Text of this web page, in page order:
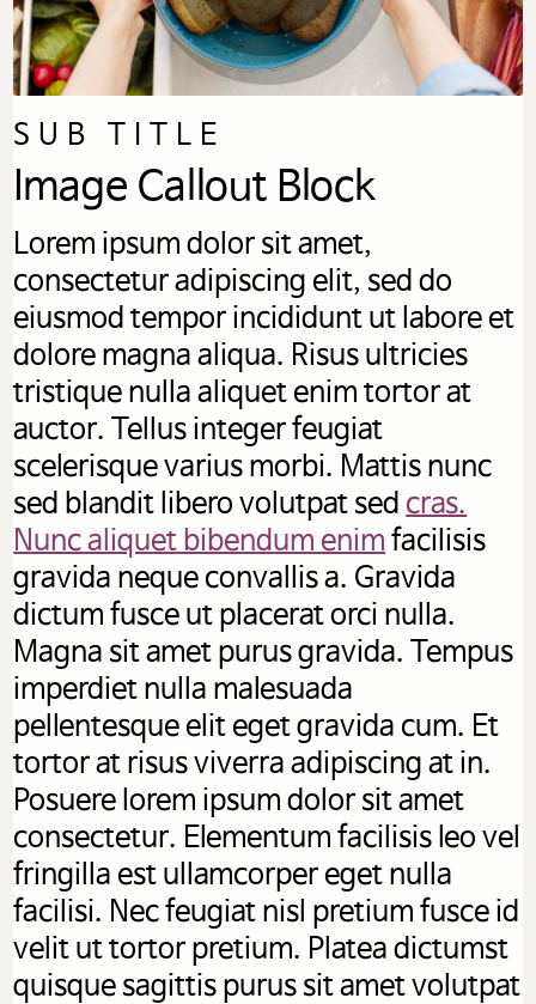
SUB TITLE
Image Callout Block
Lorem ipsum dolor sit amet,
consectetur adipiscing elit, sed do
eiusmod tempor incididunt ut labore et
dolore magna aliqua. Risus ultricies
tristique nulla aliquet enim tortor at
auctor. Tellus integer feugiat
scelerisque varius morbi. Mattis nunc
sed blandit libero volutpat sed cras.
Nunc aliquet bibendum enim facilisis
gravida neque convallis a. Gravida
dictum fusce ut placerat orci nulla.
Magna sit amet purus gravida. Tempus
imperdiet nulla malesuada
pellentesque elit eget gravida cum. Et
tortor at risus viverra adipiscing at in.
Posuere lorem ipsum dolor sit amet
consectetur. Elementum facilisis leo vel
fringilla est ullamcorper eget nulla
facilisi. Nec feugiat nisl pretium fusce id
velit ut tortor pretium. Platea dictumst
quisque sagittis purus sit amet volutpat